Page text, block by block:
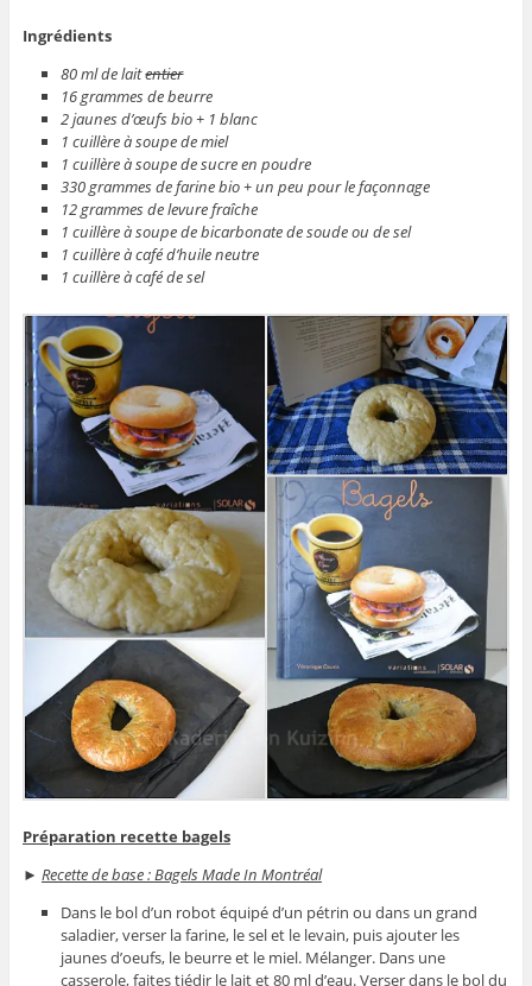
Ingrédients
80 ml de laitentier
16 grammes de beurre
2 jaunes d’œufs bio + 1 blanc
1 cuillère à soupe de miel
1 cuillère à soupe de sucre en poudre
330 grammes de farine bio + un peu pour le façonnage
12 grammes de levure fraîche
1 cuillère à soupe de bicarbonate de soude ou de sel
1 cuillère à café d’huile neutre
1 cuillère à café de sel
Préparation recette bagels
► Recette de base : Bagels Made In Montréal
Dans le bol d’un robot équipé d’un pétrin ou dans un grand
saladier, verser la farine, le sel et le levain, puis ajouter les
jaunes d’oeufs, le beurre et le miel. Mélanger. Dans une
casserole, faites tiédir le lait et 80 ml d’eau. Verser dans le bol du